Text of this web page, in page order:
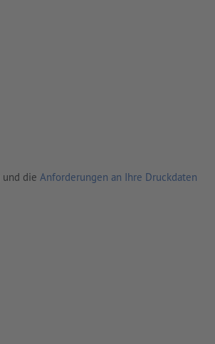
und die Anforderungen an Ihre Druckdaten